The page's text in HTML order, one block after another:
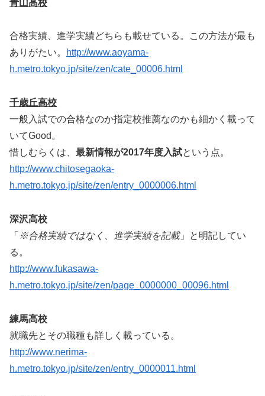
青山高校
合格実績、進学実績どちらも載せている。この方法が最も
ありがたい。
http://www.aoyama-
h.metro.tokyo.jp/site/zen/cate_00006.html
千歳丘高校
一般入試での合格なのか指定校推薦なのかも細かく載って
いてGood。
惜しむらくは、 最新情報が2017年度入試という点。
http://www.chitosegaoka-
h.metro.tokyo.jp/site/zen/entry_0000006.html
深沢高校
「 ※合格実績ではなく、進学実績を記載」と明記してい
る。
http://www.fukasawa-
h.metro.tokyo.jp/site/zen/page_0000000_00096.html
練馬高校
就職先とその職種も詳しく載っている。
http://www.nerima-
h.metro.tokyo.jp/site/zen/entry_0000011.html